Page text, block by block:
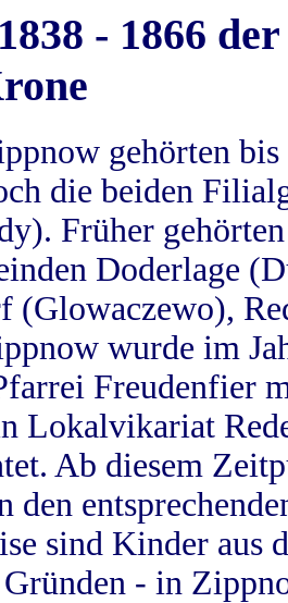
- 1866
gehörten
die beiden
Früher
Doderlage
(Glowaczewo),
wurde im
Freudenfier
Lokalvikariat
Ab diesem
den
sind Kinder aus
- in